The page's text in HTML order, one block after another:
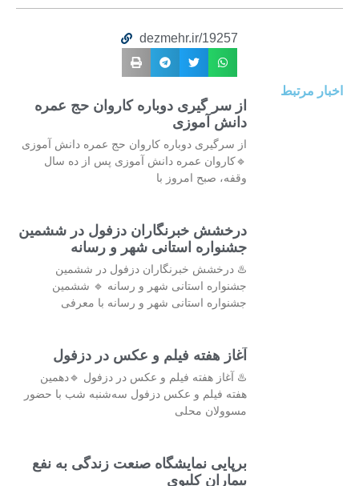
dezmehr.ir/19257
اخبار مرتبط
از سر گیری دوباره کاروان حج عمره
دانش آموزی
از سرگیری دوباره کاروان حج عمره دانش آموزی
🔹کاروان عمره دانش آموزی پس از ده سال
وقفه، صبح امروز با
درخشش خبرنگاران دزفول در ششمین
جشنواره‌ استانی شهر و رسانه
♨️ درخشش خبرنگاران دزفول در ششمین
جشنواره‌ استانی شهر و رسانه 🔹 ششمین
جشنواره استانی شهر و رسانه با معرفی
آغاز هفته فیلم و عکس در دزفول
♨️ آغاز هفته فیلم و عکس در دزفول 🔹دهمین
هفته فیلم و عکس دزفول سه‌شنبه شب با حضور
مسوولان محلی
برپایی نمایشگاه صنعت زندگی به نفع
بیماران کلیوی